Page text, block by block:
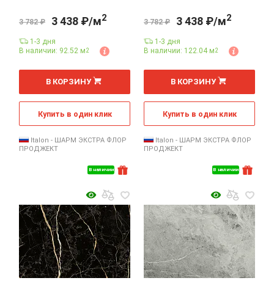
В наличии
3 782 ₽ 3 438 ₽/м2
1-3 дня
В наличии: 92.52 м2
м
В КОРЗИНУ
Купить в один клик
Italon - ШАРМ ЭКСТРА ФЛОР
ПРОДЖЕКТ
В наличии
3 782 ₽ 3 438 ₽/м2
1-3 дня
В наличии: 122.04 м2
м
В КОРЗИНУ
Купить в один клик
Italon - ШАРМ ЭКСТРА ФЛОР
ПРОДЖЕКТ